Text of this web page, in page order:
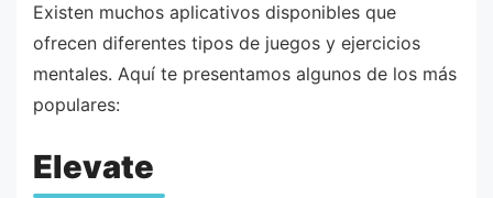
Existen muchos aplicativos disponibles que
ofrecen diferentes tipos de juegos y ejercicios
mentales. Aquí te presentamos algunos de los más
populares:
Elevate